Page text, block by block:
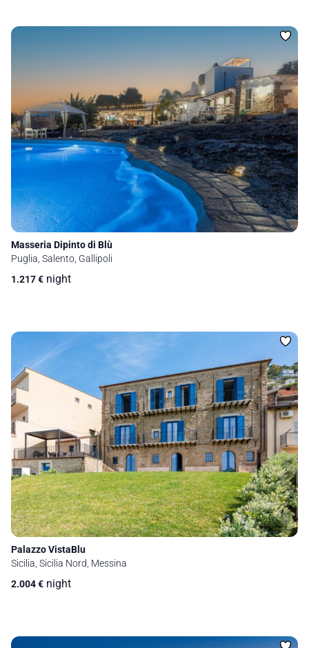
Masseria Dipinto di Blù
Puglia, Salento, Gallipoli
1.217€ night
Palazzo VistaBlu
Sicilia, Sicilia Nord, Messina
2.004€ night